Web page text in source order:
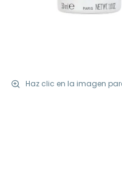
Haz clic en la imagen